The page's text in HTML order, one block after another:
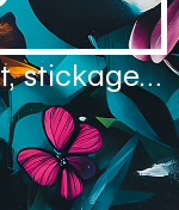
stickage…